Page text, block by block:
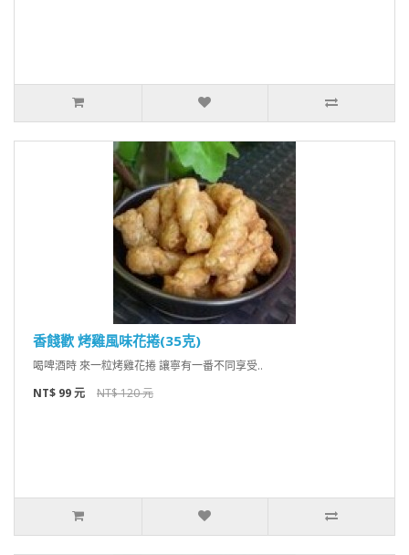
香餞歡 烤雞風味花捲(35克)
喝啤酒時 來一粒烤雞花捲 讓寧有一番不同享受..
NT$ 99 元
NT$ 120 元